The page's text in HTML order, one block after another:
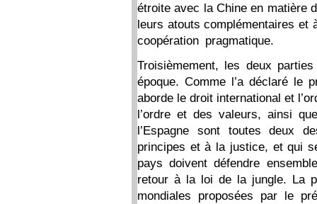
étroite avec la Chine en matière
leurs atouts complémentaires et
coopération pragmatique.
Troisièmement, les deux
époque. Comme l’a déclaré le
aborde le droit international et
l’ordre et des valeurs, ainsi
l’Espagne sont toutes deux
principes et à la justice, et qui
pays doivent défendre
retour à la loi de la jungle. La
mondiales proposées par le